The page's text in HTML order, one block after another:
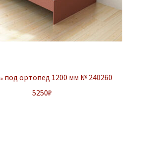
под ортопед 1200 мм № 240260
5250₽